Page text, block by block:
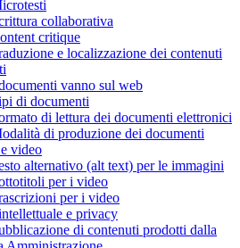
collaborativa
critique
e localizzazione dei contenuti
vanno sul web
di documenti
di lettura dei documenti elettronici
di produzione dei documenti
video
alternativo (alt text) per le immagini
per i video
per i video
e privacy
di contenuti prodotti dalla